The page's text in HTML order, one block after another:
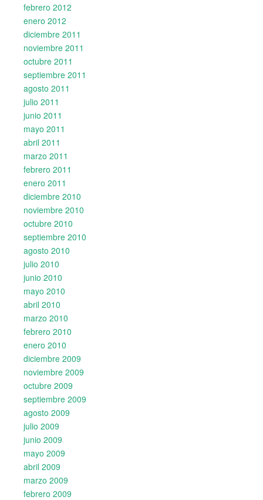
febrero 2012
enero 2012
diciembre 2011
noviembre 2011
octubre 2011
septiembre 2011
agosto 2011
julio 2011
junio 2011
mayo 2011
abril 2011
marzo 2011
febrero 2011
enero 2011
diciembre 2010
noviembre 2010
octubre 2010
septiembre 2010
agosto 2010
julio 2010
junio 2010
mayo 2010
abril 2010
marzo 2010
febrero 2010
enero 2010
diciembre 2009
noviembre 2009
octubre 2009
septiembre 2009
agosto 2009
julio 2009
junio 2009
mayo 2009
abril 2009
marzo 2009
febrero 2009